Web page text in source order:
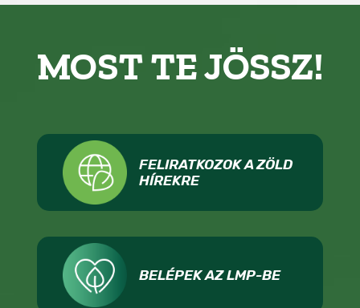
MOST TE JÖSSZ!
FELIRATKOZOK A ZÖLD
HÍREKRE
BELÉPEK AZ LMP-BE